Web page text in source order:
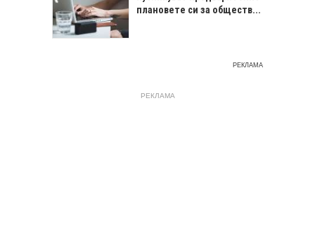
плановете си за обществ...
РЕКЛАМА
РЕКЛАМА